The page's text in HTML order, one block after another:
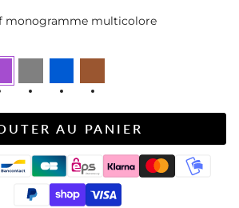
monogramme multicolore
AU PANIER